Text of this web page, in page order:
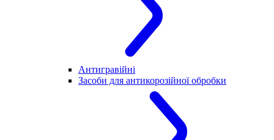
Антигравійні
Засоби для антикорозійної обробки